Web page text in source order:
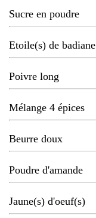
Sucre en poudre
Etoile(s) de badiane
Poivre long
Mélange 4 épices
Beurre doux
Poudre d'amande
Jaune(s) d'oeuf(s)